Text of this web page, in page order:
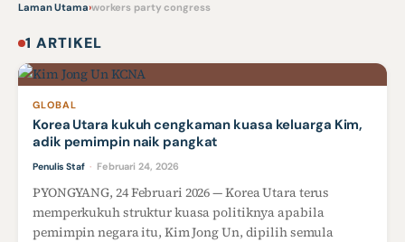
Laman Utama›workers party congress
1 ARTIKEL
GLOBAL
Korea Utara kukuh cengkaman kuasa keluarga Kim,
adik pemimpin naik pangkat
Penulis Staf · Februari 24, 2026
PYONGYANG, 24 Februari 2026 — Korea Utara terus
memperkukuh struktur kuasa politiknya apabila
pemimpin negara itu, Kim Jong Un, dipilih semula